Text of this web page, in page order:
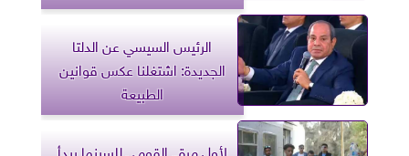
الرئيس السيسي عن الدلتا
الجديدة: اشتغلنا عكس قوانين
الطبيعة
لأول مرة.. القومي للسينما يبدأ